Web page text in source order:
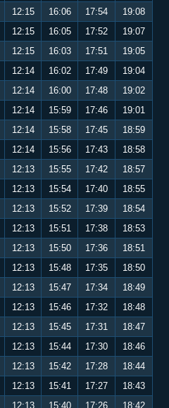
12:15 16:06 17:54
19:08
12:15 16:05 17:52
19:07
12:15 16:03 17:51
19:05
12:14 16:02 17:49
19:04
12:14 16:00 17:48
19:02
12:14 15:59 17:46
19:01
12:14 15:58 17:45
18:59
12:14 15:56 17:43
18:58
12:13 15:55 17:42
18:57
12:13 15:54 17:40
18:55
12:13 15:52 17:39
18:54
12:13 15:51 17:38
18:53
12:13 15:50 17:36
18:51
12:13 15:48 17:35
18:50
12:13 15:47 17:34
18:49
12:13 15:46 17:32
18:48
12:13 15:45 17:31
18:47
12:13 15:44 17:30
18:46
12:13 15:42 17:28
18:44
12:13 15:41 17:27
18:43
12:13 15:40 17:26 18:42